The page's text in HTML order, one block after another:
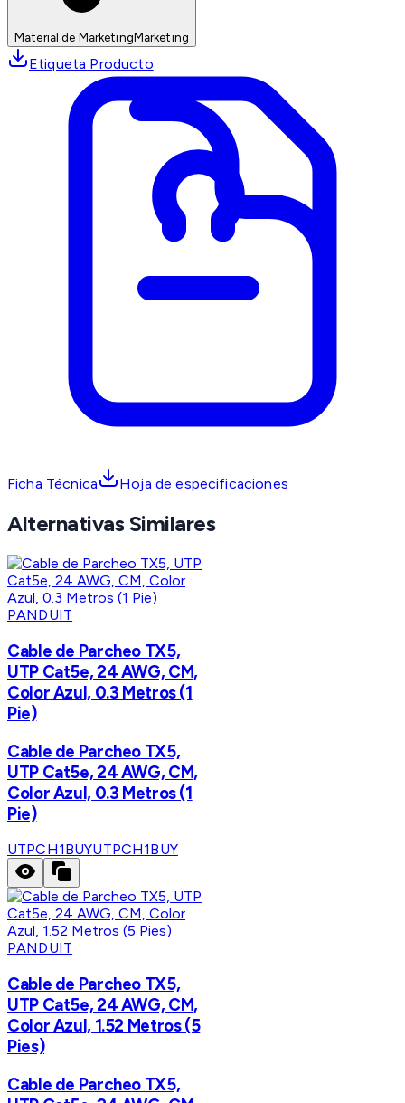
Material de MarketingMarketing
Etiqueta Producto
Ficha Técnica Hoja de especificaciones
Alternativas Similares
PANDUIT
Cable de Parcheo TX5,
UTP Cat5e, 24 AWG, CM,
Color Azul, 0.3 Metros (1
Pie)
Cable de Parcheo TX5,
UTP Cat5e, 24 AWG, CM,
Color Azul, 0.3 Metros (1
Pie)
UTPCH1BUYUTPCH1BUY
PANDUIT
Cable de Parcheo TX5,
UTP Cat5e, 24 AWG, CM,
Color Azul, 1.52 Metros (5
Pies)
Cable de Parcheo TX5,